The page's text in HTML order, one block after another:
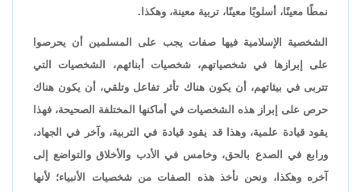
نمطًا معينًا، أسلوبًا معينًا، تربية معينة، وهكذا.
الشخصية الإسلامية فيها صفات يجب على المسلمين أن يحرصوا
على إبرازها في شخصياتهم، شخصيات أبنائهم، الشخصيات التي
تتربى في بيئاتهم، أن يكون هناك تأثر تفاعل وتلقي، أن يكون هناك
حرص على إبراز هذه الشخصيات في أماكنها المختلفة الصحيحة، فهذا
يقود قيادة علمية، وهذا قد يقود قيادة في التربية، وآخر في الجهاد،
ورابع في الصدع بالحق، وخامس في الأدب والأخلاق والتواضع إلى
آخره وهكذا، ونحن نأخذ هذه الصفات من شخصيات الأنبياء؛ لأنها